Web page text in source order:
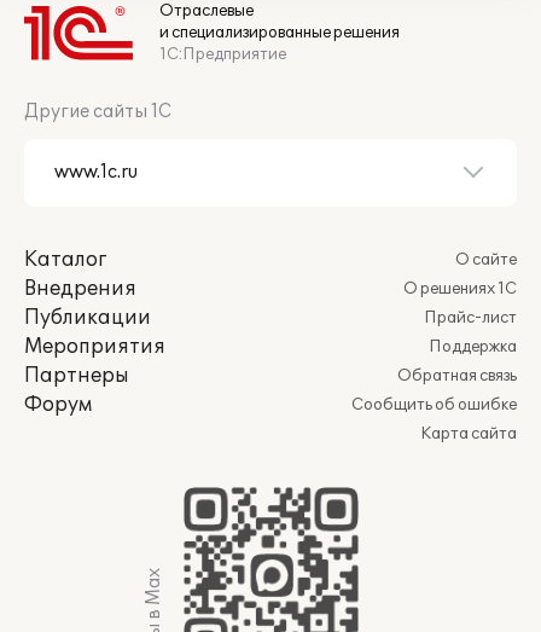
Отраслевые
и специализированные решения
1С:Предприятие
Другие сайты 1С
Каталог
Внедрения
Публикации
Мероприятия
Партнеры
Форум
О сайте
О решениях 1С
Прайс-лист
Поддержка
Обратная связь
Сообщить об ошибке
Карта сайта
Мы в Max